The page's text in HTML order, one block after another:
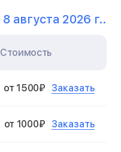
8 августа 2026 г..
Стоимость
от 1500₽ Заказать
от 1000₽ Заказать